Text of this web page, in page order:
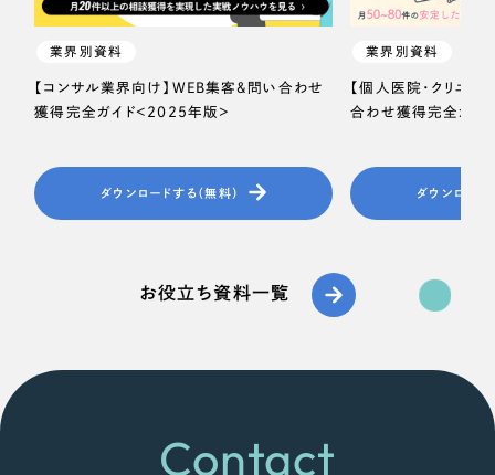
業界別資料
【コンサル業界向け】WEB集客＆問い合わせ
獲得完全ガイド＜2025年版＞
ダウンロードする（無料）
業界別資料
【個人医院・クリニッ
合わせ獲得完全ガイ
ダウンロード
お役立ち資料一覧
Contact